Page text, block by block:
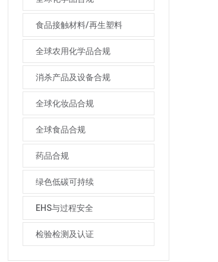
食品接触材料/再生塑料
全球农用化学品合规
消杀产品及设备合规
全球化妆品合规
全球食品合规
药品合规
绿色低碳可持续
EHS与过程安全
检验检测及认证